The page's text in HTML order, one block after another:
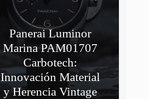
Panerai Luminor
Marina PAM01707
Carbotech:
Innovación Material
y Herencia Vintage